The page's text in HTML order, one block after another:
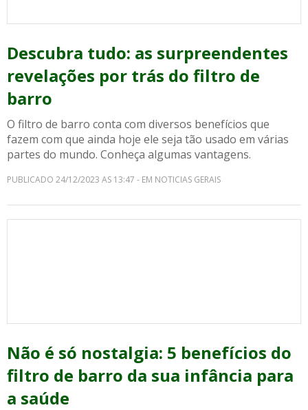
Descubra tudo: as surpreendentes
revelações por trás do filtro de
barro
O filtro de barro conta com diversos benefícios que
fazem com que ainda hoje ele seja tão usado em várias
partes do mundo. Conheça algumas vantagens.
PUBLICADO 24/12/2023 AS 13:47 - EM NOTICIAS GERAIS
Não é só nostalgia: 5 benefícios do
filtro de barro da sua infância para
a saúde